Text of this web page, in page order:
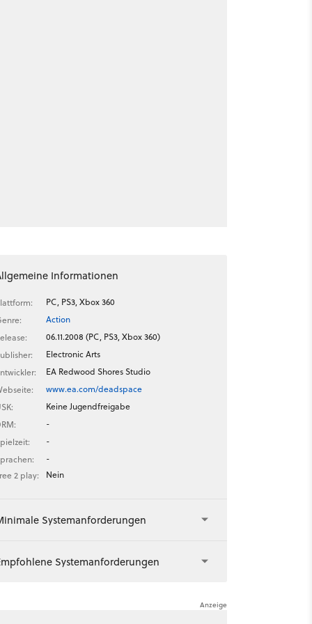
Informationen
PC, PS3, Xbox 360
Action
06.11.2008 (PC, PS3, Xbox 360)
Electronic Arts
EA Redwood Shores Studio
www.ea.com/deadspace
Keine Jugendfreigabe
-
-
-
2 play:
Nein
Systemanforderungen
Systemanforderungen